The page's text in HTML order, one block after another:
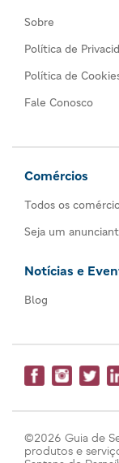
Sobre
Política de
Política de
Fale Conosco
Comércios
Todos os
Seja um
Notícias e
Blog
©2026 Guia de
produtos e